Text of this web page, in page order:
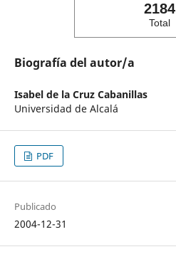
2184
Total
Biografía del autor/a
Isabel de la Cruz Cabanillas
Universidad de Alcalá
PDF
Publicado
2004-12-31